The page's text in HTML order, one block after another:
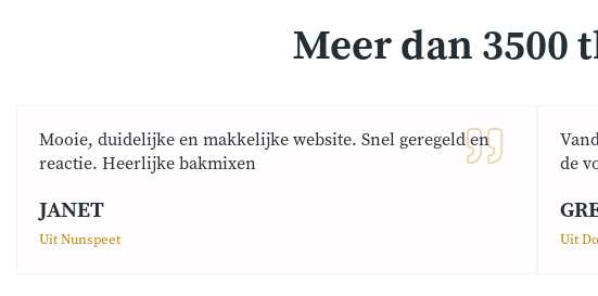
Meer dan 3500
Mooie, duidelijke en makkelijke website. Snel geregeld en
reactie. Heerlijke bakmixen
JANET
Uit Nunspeet
de
Uit